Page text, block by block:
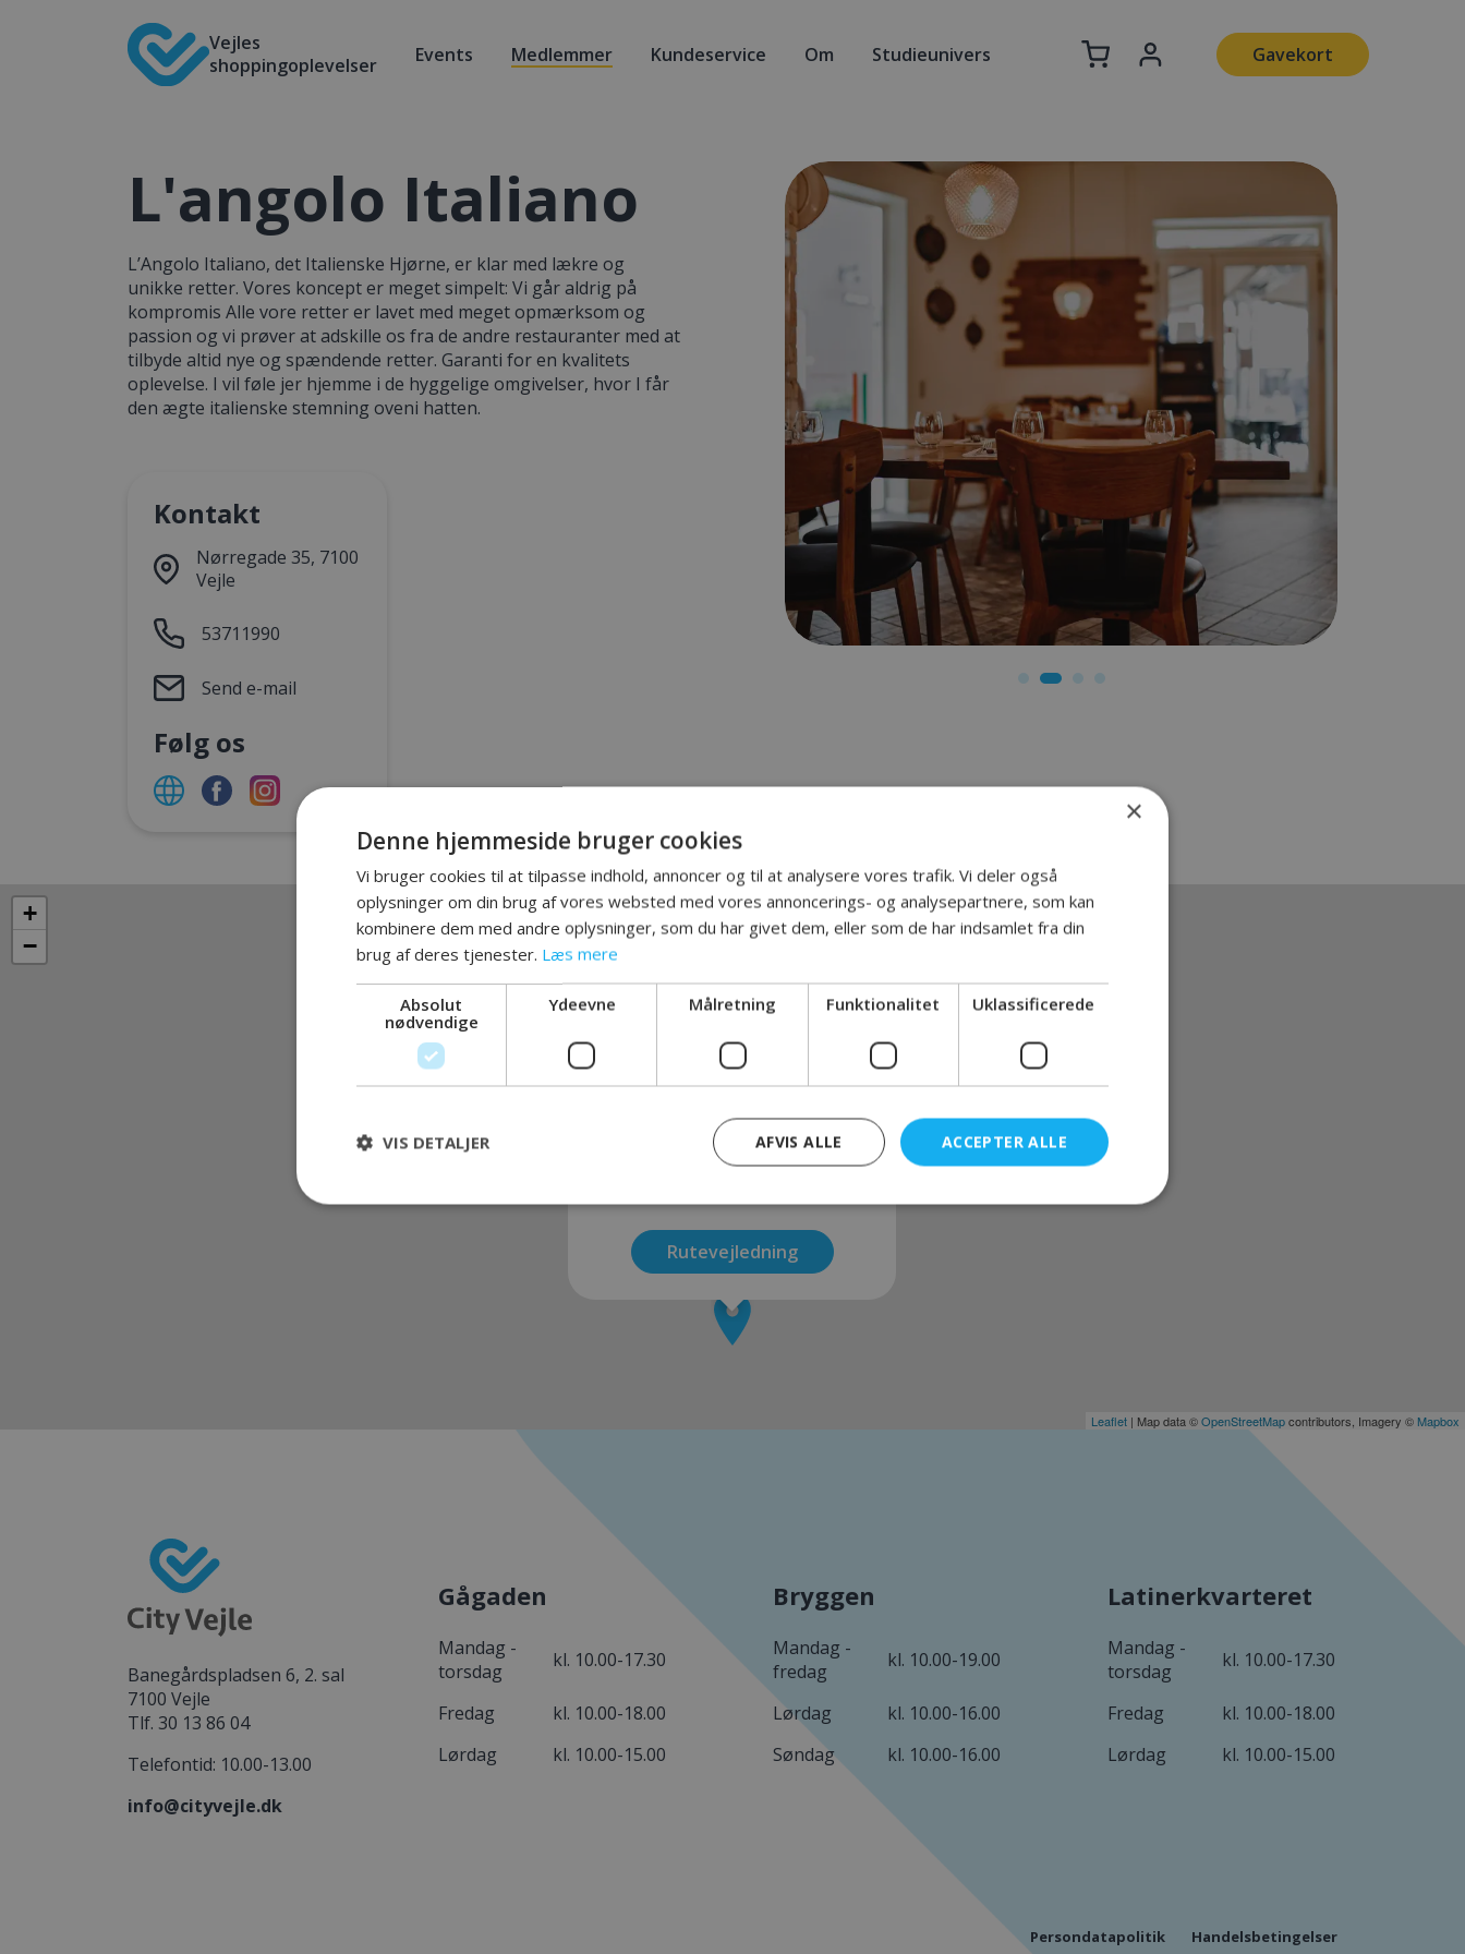
Vejles
shoppingoplevelser
Events Medlemmer Kundeservice Om Studieunivers Gavekort
L'angolo Italiano
L’Angolo Italiano, det Italienske Hjørne, er klar med lækre og
unikke retter. Vores koncept er meget simpelt: Vi går aldrig på
kompromis Alle vore retter er lavet med meget opmærksom og
passion og vi prøver at adskille os fra de andre restauranter med at
tilbyde altid nye og spændende retter. Garanti for en kvalitets
oplevelse. I vil føle jer hjemme i de hyggelige omgivelser, hvor I får
den ægte italienske stemning oveni hatten.
Kontakt
Nørregade 35, 7100
Vejle
53711990
Send e-mail
Følg os
L'angolo Italiano
Rutevejledning
×
+
−
Leaflet | Map data ©OpenStreetMapcontributors, Imagery © Mapbox
Banegårdspladsen 6, 2. sal
7100 Vejle
Tlf. 30 13 86 04
Telefontid: 10.00-13.00
info@cityvejle.dk
Gågaden
Mandag -
torsdag
kl. 10.00-17.30
Fredag
kl. 10.00-18.00
Lørdag
kl. 10.00-15.00
Bryggen
Mandag -
fredag
kl. 10.00-19.00
Lørdag
kl. 10.00-16.00
Søndag
kl. 10.00-16.00
Latinerkvarteret
Mandag -
torsdag
kl. 10.00-17.30
Fredag
kl. 10.00-18.00
Lørdag
kl. 10.00-15.00
Persondatapolitik Handelsbetingelser
×
Denne hjemmeside bruger cookies
Vi bruger cookies til at tilpasse indhold, annoncer og til at analysere vores trafik. Vi deler også
oplysninger om din brug af vores websted med vores annoncerings- og analysepartnere, som kan
kombinere dem med andre oplysninger, som du har givet dem, eller som de har indsamlet fra din
brug af deres tjenester. Læs mere
Absolut
nødvendige
Ydeevne Målretning Funktionalitet Uklassificerede
ACCEPTER ALLE
AFVIS ALLE
VIS DETALJER